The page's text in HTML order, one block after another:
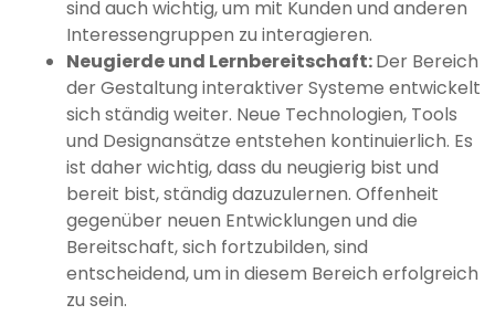
sind auch wichtig, um mit Kunden und anderen
Interessengruppen zu interagieren.
Neugierde und Lernbereitschaft:Der Bereich
der Gestaltung interaktiver Systeme entwickelt
sich ständig weiter. Neue Technologien, Tools
und Designansätze entstehen kontinuierlich. Es
ist daher wichtig, dass du neugierig bist und
bereit bist, ständig dazuzulernen. Offenheit
gegenüber neuen Entwicklungen und die
Bereitschaft, sich fortzubilden, sind
entscheidend, um in diesem Bereich erfolgreich
zu sein.